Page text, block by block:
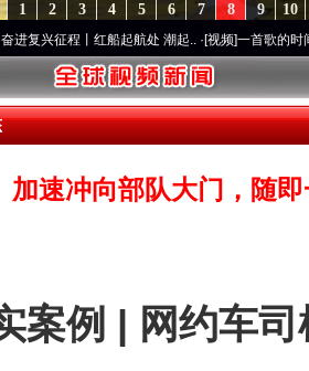
10
9
8
7
6
5
4
3
2
1
红船起航处 潮起..·[视频] 一首歌的时间，读懂乐至
加速冲向部队大门，随
| 网约车司